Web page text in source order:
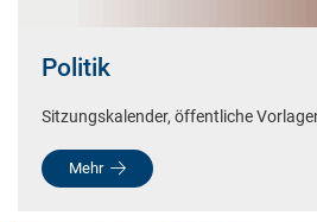
Politik
Sitzungskalender, öffentliche
Mehr